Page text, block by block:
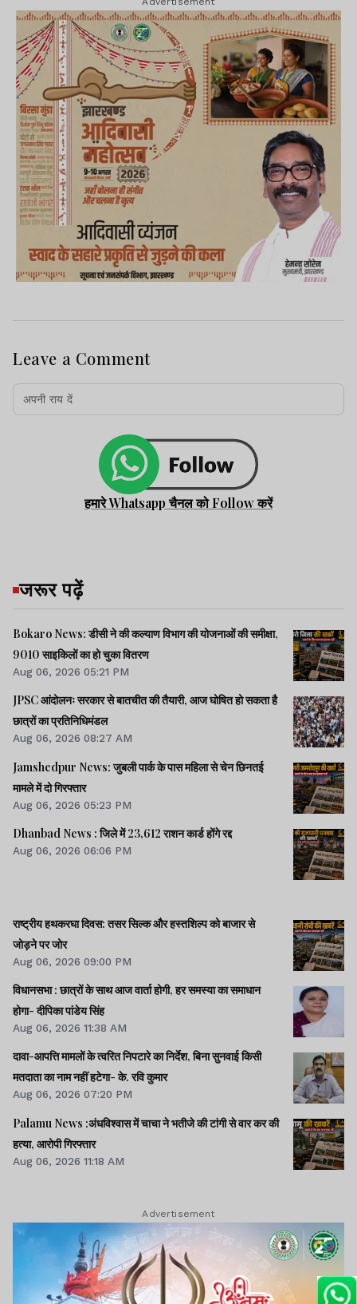
Leave a Comment
हमारे Whatsapp चैनल को Follow करें
जरूर पढ़ें
Bokaro News: डीसी ने की कल्याण विभाग की योजनाओं की समीक्षा,
9010 साइकिलों का हो चुका वितरण
Aug 06, 2026 05:21 PM
JPSC आंदोलनः सरकार से बातचीत की तैयारी, आज घोषित हो सकता है
छात्रों का प्रतिनिधिमंडल
Aug 06, 2026 08:27 AM
Jamshedpur News: जुबली पार्क के पास महिला से चेन छिनतई
मामले में दो गिरफ्तार
Aug 06, 2026 05:23 PM
Dhanbad News : जिले में 23,612 राशन कार्ड होंगे रद्द
Aug 06, 2026 06:06 PM
राष्ट्रीय हथकरघा दिवस: तसर सिल्क और हस्तशिल्प को बाजार से
जोड़ने पर जोर
Aug 06, 2026 09:00 PM
विधानसभा : छात्रों के साथ आज वार्ता होगी, हर समस्या का समाधान
होगा- दीपिका पांडेय सिंह
Aug 06, 2026 11:38 AM
दावा-आपत्ति मामलों के त्वरित निपटारे का निर्देश, बिना सुनवाई किसी
मतदाता का नाम नहीं हटेगा- के. रवि कुमार
Aug 06, 2026 07:20 PM
Palamu News :अंधविश्वास में चाचा ने भतीजे की टांगी से वार कर की
हत्या, आरोपी गिरफ्तार
Aug 06, 2026 11:18 AM
Advertisement